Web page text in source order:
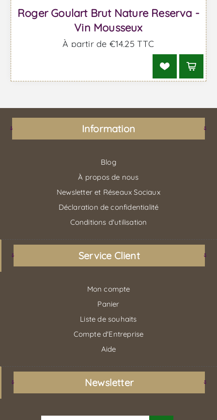
Roger Goulart Brut Nature Reserva -
Vin Mousseux
À partir de €14,25 TTC
Information
Blog
À propos de nous
Newsletter et Réseaux Sociaux
Déclaration de confidentialité
Conditions d'utilisation
Service Client
Mon compte
Panier
Liste de souhaits
Compte d'Entreprise
Aide
Newsletter